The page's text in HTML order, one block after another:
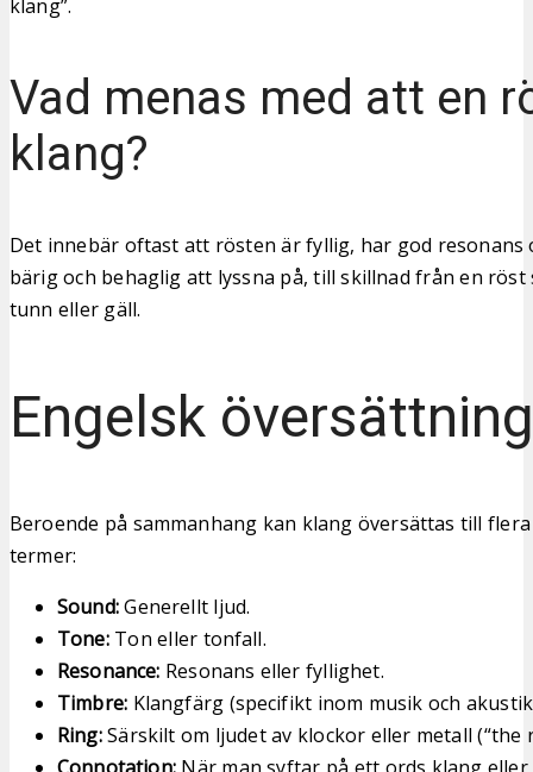
klang”.
Vad menas med att en
klang?
Det innebär oftast att rösten är fyllig, har god resonans
bärig och behaglig att lyssna på, till skillnad från en röst
tunn eller gäll.
Engelsk översättning
Beroende på sammanhang kan klang översättas till
termer:
Sound:Generellt ljud.
Tone:Ton eller tonfall.
Resonance: Resonans eller fyllighet.
Timbre: Klangfärg (specifikt inom musik och
Ring:Särskilt om ljudet av klockor eller metall (“the